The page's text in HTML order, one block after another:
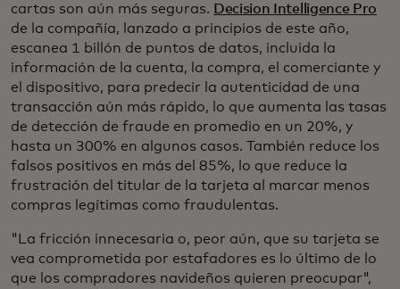
cartas son aún más seguras. Decision Intelligence Pro
de la compañía, lanzado a principios de este año,
escanea 1 billón de puntos de datos, incluida la
información de la cuenta, la compra, el comerciante y
el dispositivo, para predecir la autenticidad de una
transacción aún más rápido, lo que aumenta las tasas
de detección de fraude en promedio en un 20%, y
hasta un 300% en algunos casos. También reduce los
falsos positivos en más del 85%, lo que reduce la
frustración del titular de la tarjeta al marcar menos
compras legítimas como fraudulentas.
"La fricción innecesaria o, peor aún, que su tarjeta se
vea comprometida por estafadores es lo último de lo
que los compradores navideños quieren preocupar",